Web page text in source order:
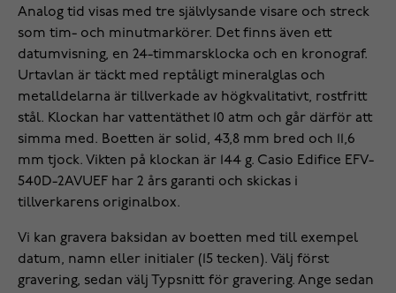
Analog tid visas med tre självlysande visare och streck
som tim- och minutmarkörer. Det finns även ett
datumvisning, en 24-timmarsklocka och en kronograf.
Urtavlan är täckt med reptåligt mineralglas och
metalldelarna är tillverkade av högkvalitativt, rostfritt
stål. Klockan har vattentäthet 10 atm och går därför att
simma med. Boetten är solid, 43,8 mm bred och 11,6
mm tjock. Vikten på klockan är 144 g. Casio Edifice EFV-
540D-2AVUEF har 2 års garanti och skickas i
tillverkarens originalbox.
Vi kan gravera baksidan av boetten med till exempel
datum, namn eller initialer (15 tecken). Välj först
gravering, sedan välj Typsnitt för gravering. Ange sedan